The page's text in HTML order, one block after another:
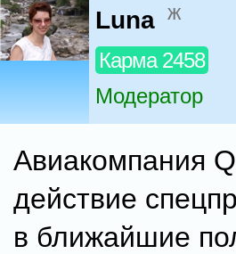
Luna ж
Карма 2458
Модератор
Авиакомпания
действие
в ближайшие